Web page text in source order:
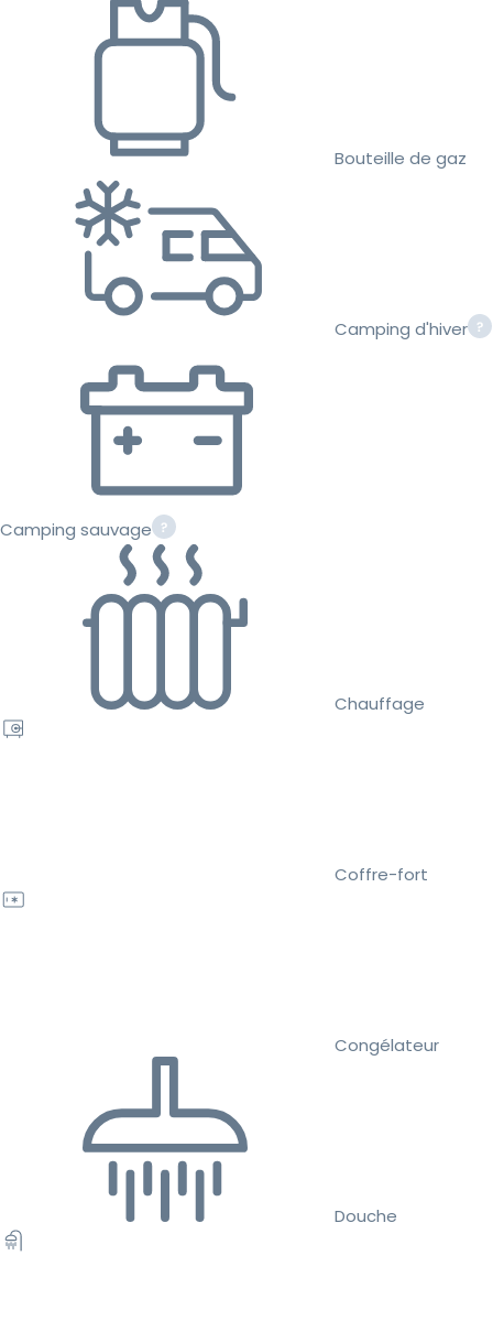
Bouteille de gaz
Camping d'hiver
Camping sauvage
Chauffage
Coffre-fort
Congélateur
Douche